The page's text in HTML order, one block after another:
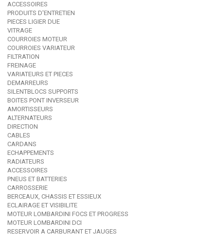
ACCESSOIRES
PRODUITS D'ENTRETIEN
PIECES LIGIER DUE
VITRAGE
COURROIES MOTEUR
COURROIES VARIATEUR
FILTRATION
FREINAGE
VARIATEURS ET PIECES
DEMARREURS
SILENTBLOCS SUPPORTS
BOITES PONT INVERSEUR
AMORTISSEURS
ALTERNATEURS
DIRECTION
CABLES
CARDANS
ECHAPPEMENTS
RADIATEURS
ACCESSOIRES
PNEUS ET BATTERIES
CARROSSERIE
BERCEAUX, CHASSIS ET ESSIEUX
ECLAIRAGE ET VISIBILITE
MOTEUR LOMBARDINI FOCS ET PROGRESS
MOTEUR LOMBARDINI DCI
RESERVOIR A CARBURANT ET JAUGES